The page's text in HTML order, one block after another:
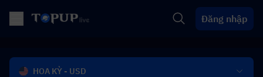
Đăng nhập
HOA KỲ - USD